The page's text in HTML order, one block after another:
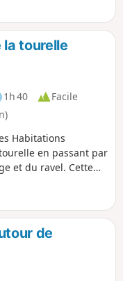
la tourelle
1h 40
Facile
Habitations
en passant par
et du ravel. Cette
de